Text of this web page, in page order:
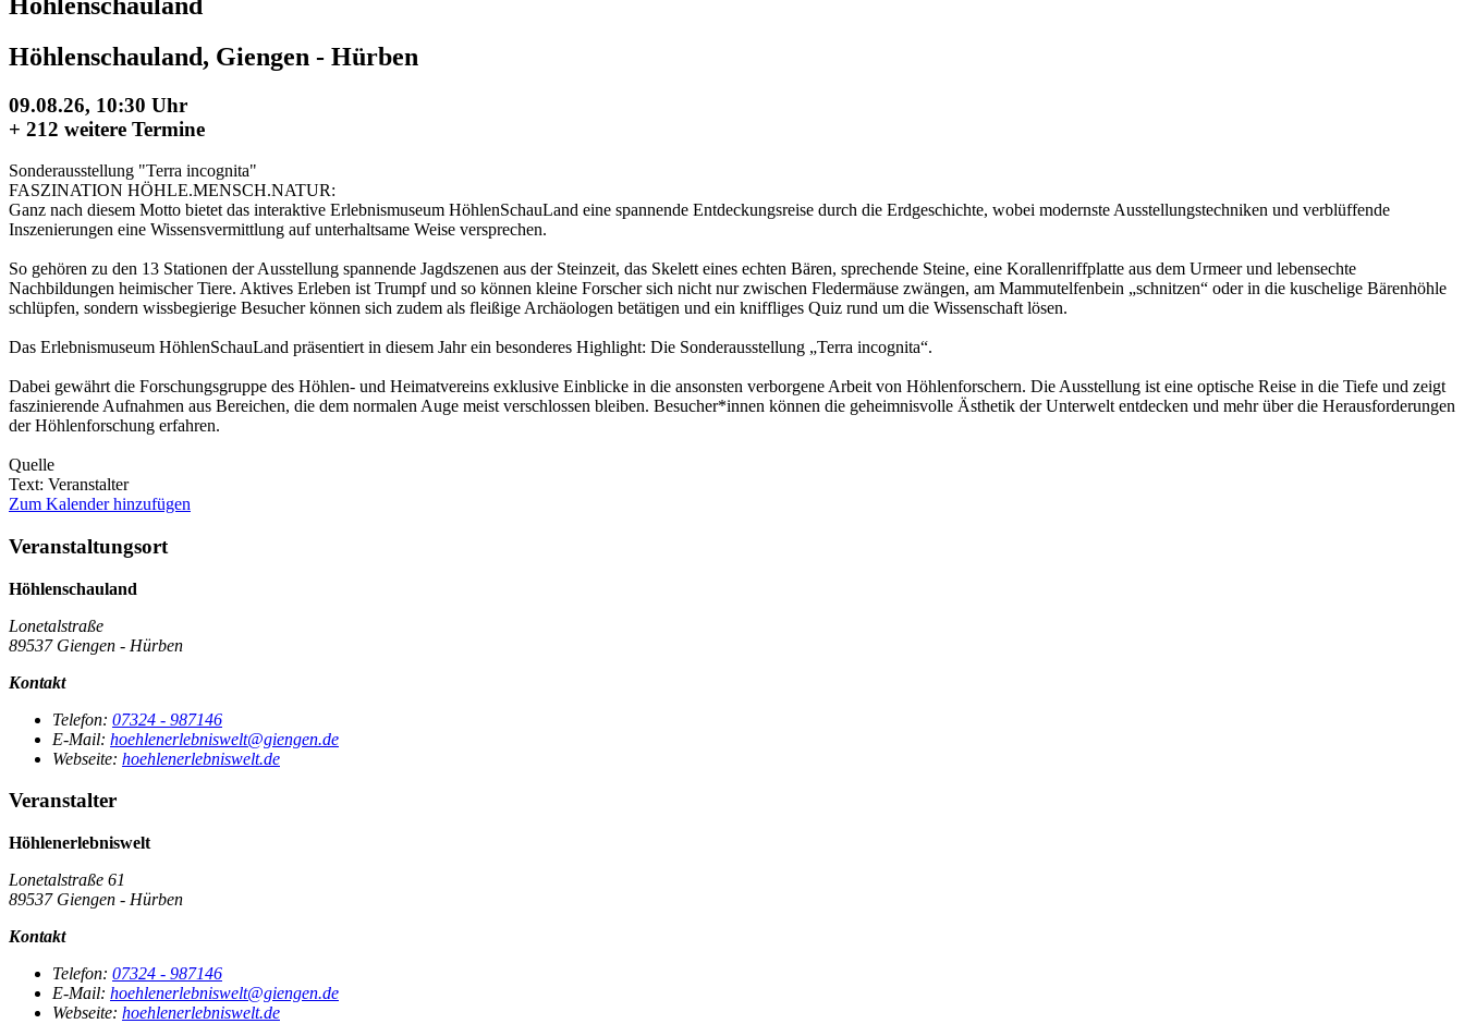
Höhlenschauland, Giengen - Hürben
09.08.26, 10:30 Uhr
+ 212 weitere Termine
Sonderausstellung "Terra incognita"
FASZINATION HÖHLE.MENSCH.NATUR:
Ganz nach diesem Motto bietet das interaktive Erlebnismuseum HöhlenSchauLand eine spannende Entdeckungsreise durch die Erdgeschichte, wobei modernste Ausstellungstechniken und verblüffende
Inszenierungen eine Wissensvermittlung auf unterhaltsame Weise versprechen.
So gehören zu den 13 Stationen der Ausstellung spannende Jagdszenen aus der Steinzeit, das Skelett eines echten Bären, sprechende Steine, eine Korallenriffplatte aus dem Urmeer und lebensechte
Nachbildungen heimischer Tiere. Aktives Erleben ist Trumpf und so können kleine Forscher sich nicht nur zwischen Fledermäuse zwängen, am Mammutelfenbein „schnitzen“ oder in die kuschelige Bärenhöhle
schlüpfen, sondern wissbegierige Besucher können sich zudem als fleißige Archäologen betätigen und ein kniffliges Quiz rund um die Wissenschaft lösen.
Das Erlebnismuseum HöhlenSchauLand präsentiert in diesem Jahr ein besonderes Highlight: Die Sonderausstellung „Terra incognita“.
Dabei gewährt die Forschungsgruppe des Höhlen- und Heimatvereins exklusive Einblicke in die ansonsten verborgene Arbeit von Höhlenforschern. Die Ausstellung ist eine optische Reise in die Tiefe und zeigt
faszinierende Aufnahmen aus Bereichen, die dem normalen Auge meist verschlossen bleiben. Besucher*innen können die geheimnisvolle Ästhetik der Unterwelt entdecken und mehr über die Herausforderungen
der Höhlenforschung erfahren.
Quelle
Text: Veranstalter
Zum Kalender hinzufügen
Veranstaltungsort
Höhlenschauland
Lonetalstraße
89537 Giengen - Hürben
Kontakt
Telefon: 07324 - 987146
E-Mail: hoehlenerlebniswelt@giengen.de
Webseite: hoehlenerlebniswelt.de
Veranstalter
Höhlenerlebniswelt
Lonetalstraße 61
89537 Giengen - Hürben
Kontakt
Telefon: 07324 - 987146
E-Mail: hoehlenerlebniswelt@giengen.de
Webseite: hoehlenerlebniswelt.de